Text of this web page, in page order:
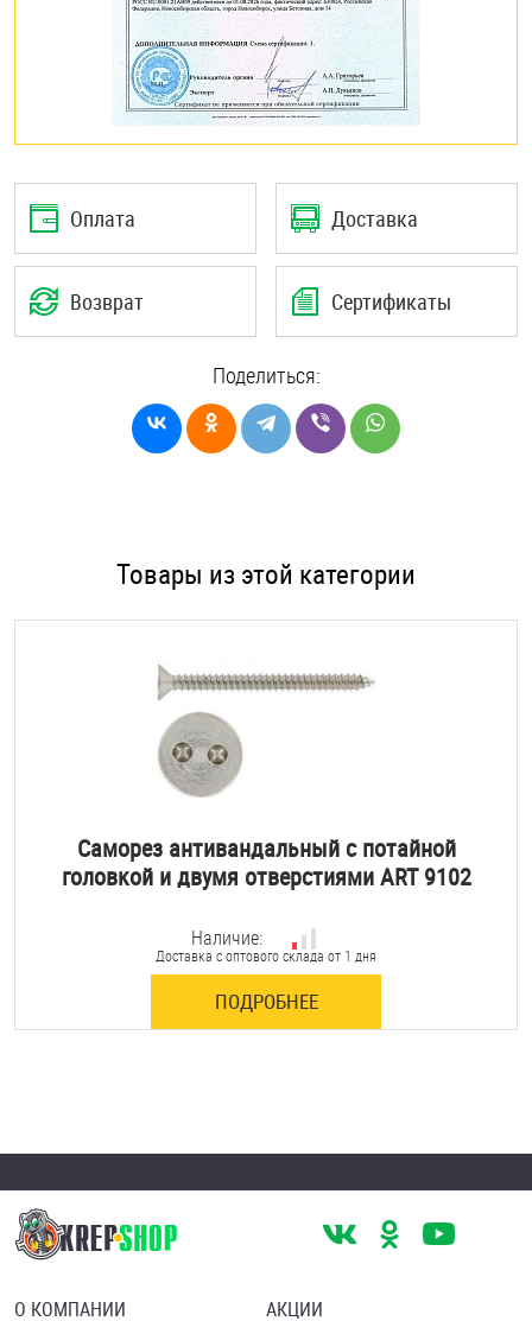
Оплата Доставка
Возврат Сертификаты
Поделиться:
Товары из этой категории
Саморез антивандальный с потайной
головкой и двумя отверстиями ART 9102
Наличие:
Доставка с оптового склада от 1 дня
ПОДРОБНЕЕ
О КОМПАНИИ АКЦИИ